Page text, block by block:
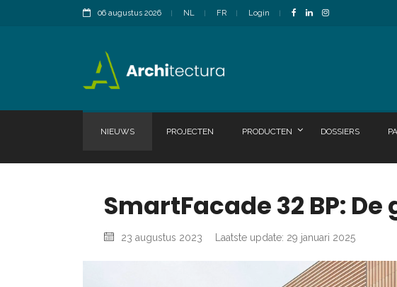
06 augustus 2026 NL FR Login
NIEUWS PROJECTEN PRODUCTEN DOSSIERS
SmartFacade 32 BP:
23 augustus 2023 Laatste update: 29 januari 2025